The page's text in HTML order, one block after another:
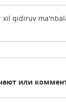
qidiruv
или